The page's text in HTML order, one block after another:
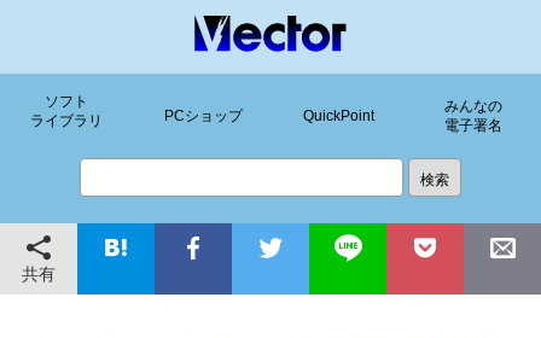
ソフト
ライブラリ
PCショップ QuickPoint
みんなの
電子署名
共有